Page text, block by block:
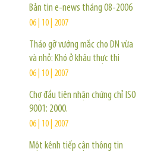
Bản tin e-news tháng 08-2006
06 | 10 | 2007
Tháo gỡ vướng mắc cho DN vừa
và nhỏ: Khó ở khâu thực thi
06 | 10 | 2007
Chợ đầu tiên nhận chứng chỉ ISO
9001: 2000.
06 | 10 | 2007
Một kênh tiếp cận thông tin